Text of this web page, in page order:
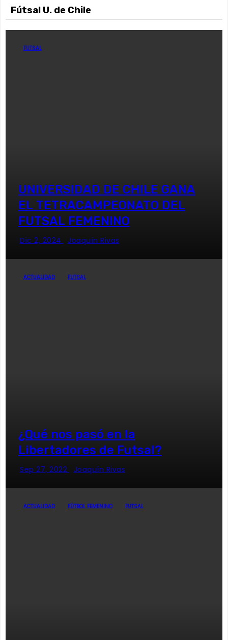
Fútsal U. de Chile
FUTSAL
UNIVERSIDAD DE CHILE GANA
EL TETRACAMPEONATO DEL
FUTSAL FEMENINO
Dic 2, 2024 Joaquín Rivas
ACTUALIDAD FUTSAL
¿Qué nos pasó en la
Libertadores de Futsal?
Sep 27, 2022 Joaquín Rivas
ACTUALIDAD FÚTBOL FEMENINO FUTSAL